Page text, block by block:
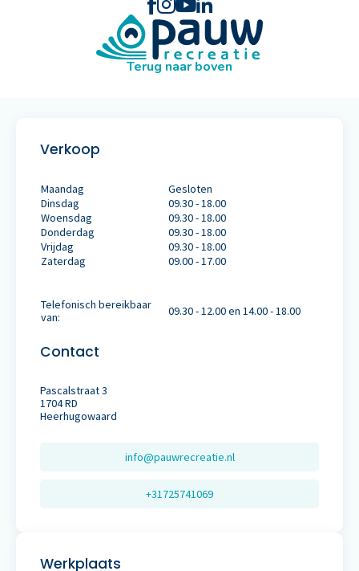
Terug naar boven
Verkoop
Maandag
Gesloten
Dinsdag
09.30 - 18.00
Woensdag
09.30 - 18.00
Donderdag
09.30 - 18.00
Vrijdag
09.30 - 18.00
Zaterdag
09.00 - 17.00
Telefonisch bereikbaar
van:
09.30 - 12.00 en 14.00 - 18.00
Contact
Pascalstraat 3
1704 RD
Heerhugowaard
info@pauwrecreatie.nl
+31725741069
Werkplaats